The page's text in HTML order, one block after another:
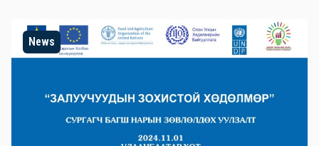
News